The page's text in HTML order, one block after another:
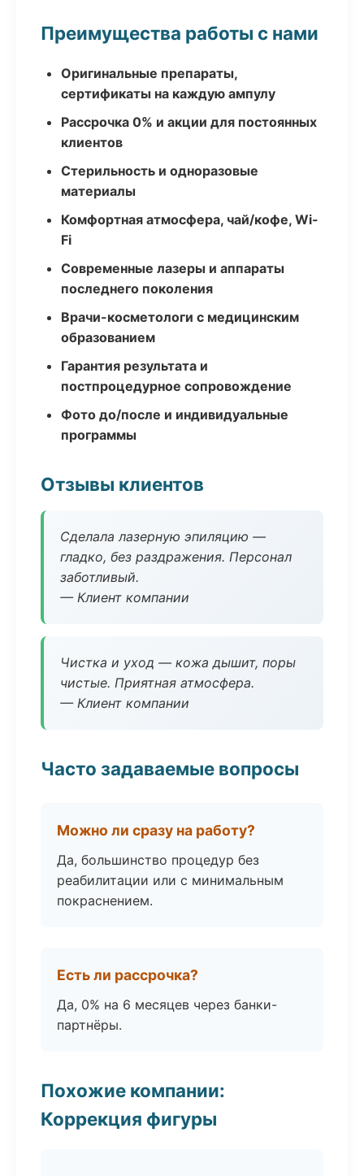
Преимущества работы с нами
Оригинальные препараты,
сертификаты на каждую ампулу
Рассрочка 0% и акции для постоянных
клиентов
Стерильность и одноразовые
материалы
Комфортная атмосфера, чай/кофе, Wi-
Fi
Современные лазеры и аппараты
последнего поколения
Врачи-косметологи с медицинским
образованием
Гарантия результата и
постпроцедурное сопровождение
Фото до/после и индивидуальные
программы
Отзывы клиентов
Сделала лазерную эпиляцию —
гладко, без раздражения. Персонал
заботливый.
— Клиент компании
Чистка и уход — кожа дышит, поры
чистые. Приятная атмосфера.
— Клиент компании
Часто задаваемые вопросы
Можно ли сразу на работу?
Да, большинство процедур без
реабилитации или с минимальным
покраснением.
Есть ли рассрочка?
Да, 0% на 6 месяцев через банки-
партнёры.
Похожие компании:
Коррекция фигуры